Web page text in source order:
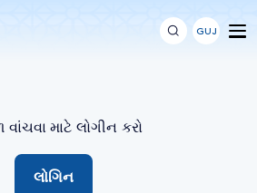
GUJ
માટે લોગીન કરો
લોગિન